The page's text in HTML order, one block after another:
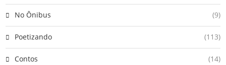
No Ônibus (9)
Poetizando (113)
Contos (14)